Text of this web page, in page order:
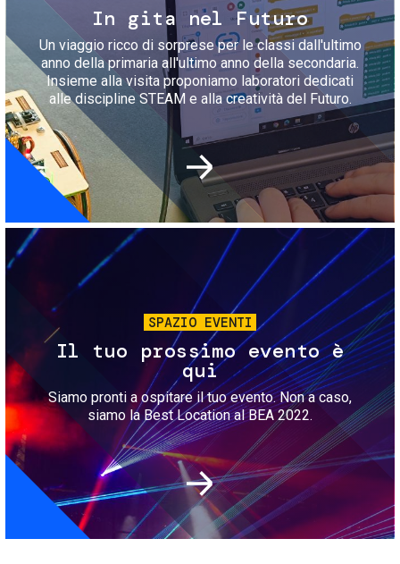
In gita nel Futuro
Un viaggio ricco di sorprese per le classi dall'ultimo
anno della primaria all'ultimo anno della secondaria.
Insieme alla visita proponiamo laboratori dedicati
alle discipline STEAM e alla creatività del Futuro.
Immagine
SPAZIO EVENTI
Il tuo prossimo evento è
qui
Siamo pronti a ospitare il tuo evento. Non a caso,
siamo la Best Location al BEA 2022.